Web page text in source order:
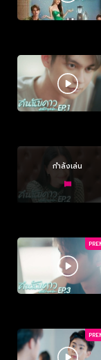
กำลังเล่น